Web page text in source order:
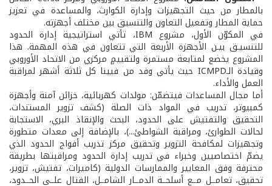
بالمطار من حيث التجهيزات وإدارة الكوارث، والمساعدة في تعزيز
حماية المطار وتفعيل التعاون والتنسيق بين مختلف أجهزته.
في المكوّن الأول، مشروع IBM، تأتي استراتيجية إدارة الحدود
للتنسيـق بيـن الأجهزة الأربعة التي تتعاون في هذه المهمة. هذا
المشروع يخضع لمتابعة مستمرة ولتقييمٍ مركزي من الاتحاد الأوروبي
وقيادة الـICMPD حيث يأتي وفد من فيينا كل ثلاثة أشهر لمراقبة
العمل والأداء.
أما مجال المساعدات فيتضمّن: مولدات كهربائية، خزائن آمنة وأجهزة
كمبيوتر، تدريب في المواد ذات الصلة (كشف تزوير المستندات،
التحقيق والتفتيش على الحدود، البحث والإنقاذ البري، الاستجابة
لحالات الطوارئ، ومراقبة الشواطئ...)، بالإضافة إلى معدات متطورة
وتجهيزات لمكافحة التزوير وتحقيق مركز تدريب أفواج الحدود الذي
يضمّ اختصاصيين وخبراء في تدريب إدارة الحدود ومراقبتها بطريقة
محترفة وفق المعايير والممارسات الدولية (كاميرات، تفتيش، تزوير،
تحقيق، تعامــل مــع أسلحــة الدمــار الشامــل، القتال علــى الحــدود،